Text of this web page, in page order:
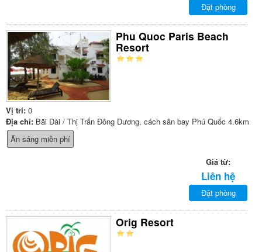
Đặt phòng
Phu Quoc Paris Beach
Resort
Vị trí: 0
Địa chỉ: Bãi Dài / Thị Trấn Đông Dương, cách sân bay Phú Quốc 4.6km
Ăn sáng miễn phí
Giá từ:
Liên hệ
Đặt phòng
Orig Resort